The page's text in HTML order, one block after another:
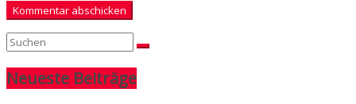
Neueste Beiträge